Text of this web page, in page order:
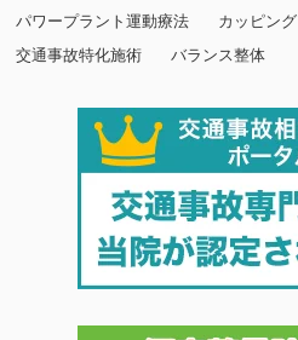
パワープラント運動療法
カッピング
交通事故特化施術
バランス整体